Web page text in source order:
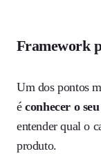
Framework
Um dos pontos
éconhecer o
entender qual o
produto.